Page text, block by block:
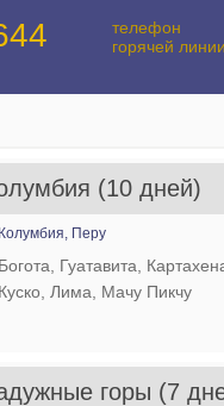
телефон
горячей
(10 дней)
Колумбия, Перу
Богота, Гуатавита,
Куско, Лима, Мачу Пикчу
горы (7